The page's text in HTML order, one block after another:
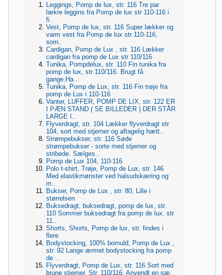
Leggings, Pomp de lux, str. 116 Tre par
lækre leggins fra Pomp de lux str 110-116 i
fi..
Vest, Pomp de lux, str. 116 Super lækker og
varm vest fra Pomp de lux str 110-116,
som..
Cardigan, Pomp de Lux , str. 116 Lækker
cardigan fra pomp de Lux str 110/116
Tunika, Pompdelux, str. 110 Fin tunika fra
pomp de lux, str 110/116. Brugt få
gange.Ha..
Tunika, Pomp de Lux, str. 116 Fin trøje fra
pomp de Lux i 110-116
Vanter, LUFFER, POMP DE LIX, str. 122 ER
I PÆN STAND ( SE BILLEDER ) DER STÅR
LARGE I..
Flyverdragt, str. 104 Lækker flyverdragt str
104, sort med stjerner og aftagelig hætt..
Strømpebukser, str. 116 Søde
strømpebukser - sorte med stjerner og
stribede. Sælges..
Pomp de Lux 104, 110-116
Polo t-shirt, Trøje, Pomp de Lux, str. 146
Med elastikmønster ved halsudskæring og
m..
Bukser, Pomp de Lux , str. 80, Lille i
størrelsen
Buksedragt, buksedragt, pomp de lux, str.
110 Sommer buksedragt fra pomp de lux. str
11..
Shorts, Shorts, Pomp de lux, str. findes i
flere
Bodystocking, 100% bomuld, Pomp de Lux ,
str. 92 Lange ærmet bodystocking fra pomp
de ..
Flyverdragt, Pomp de Lux, str. 116 Sort med
brune stjerner. Str. 110/116. Anvendt en sæ..